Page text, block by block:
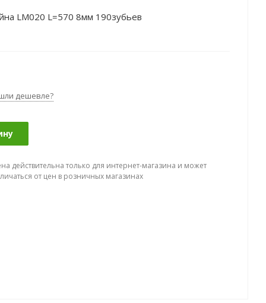
LM020 L=570 8мм 190зубьев
дешевле?
действительна только для интернет-магазина и может
от цен в розничных магазинах